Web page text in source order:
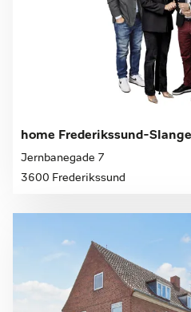
home Frederikssund-
Jernbanegade 7
3600 Frederikssund